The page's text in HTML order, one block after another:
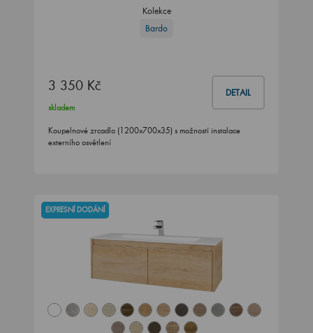
Kolekce
Bardo
3 350 Kč DETAIL
skladem
Koupelnové zrcadlo (1200x700x35) s možností instalace
externího osvětlení
EXPRESNÍ DODÁNÍ